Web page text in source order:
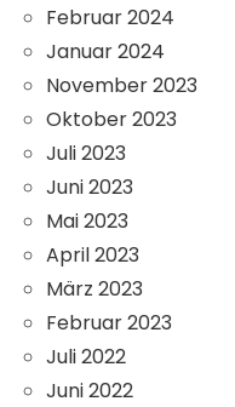
Februar 2024
Januar 2024
November 2023
Oktober 2023
Juli 2023
Juni 2023
Mai 2023
April 2023
März 2023
Februar 2023
Juli 2022
Juni 2022